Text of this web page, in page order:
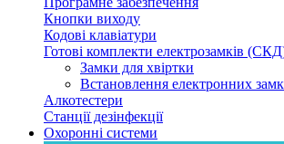
Кнопки виходу
Кодові клавіатури
Готові комплекти електрозамків
Замки для хвіртки
Встановлення електронних
Алкотестери
Станції дезінфекції
Охоронні системи